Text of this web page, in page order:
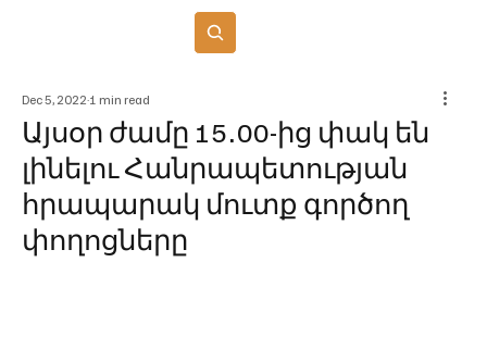
Այսօր ժամը 15․00-ից փակ են
լինելու Հանրապետության
հրապարակ մուտք գործող
փողոցները
Dec 5, 2022 1 min read